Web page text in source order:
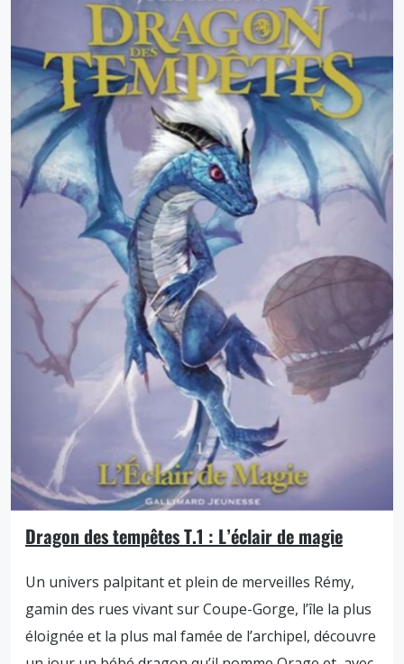
Dragon des tempêtes T.1 : L’éclair de magie
Un univers palpitant et plein de merveilles Rémy,
gamin des rues vivant sur Coupe-Gorge, l’île la plus
éloignée et la plus mal famée de l’archipel, découvre